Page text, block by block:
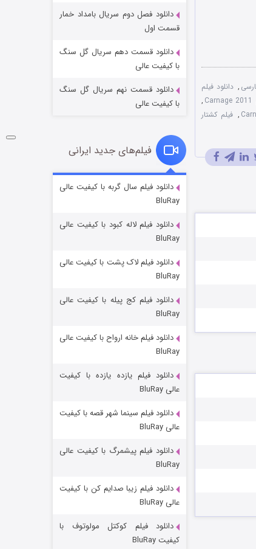
, دانلود فیلم
,
, فیلم کشتار
شکست استوارت در نجات جهان
قسمت ۷ (زیرنویس) منتشر شد
شوگر فصل ۲
قسمت
خاندان اژدها فصل ۳
جادوگری در مغولستان
دانلود فصل دوم سریال بامداد خمار
قسمت اول
دانلود قسمت دهم سریال گل سنگ
با کیفیت عالی
دانلود قسمت نهم سریال گل سنگ
با کیفیت عالی
فیلم‌های جدید ایرانی
دانلود فیلم سال گربه با کیفیت عالی
BluRay
دانلود فیلم لاله کبود با کیفیت عالی
BluRay
دانلود فیلم لاک پشت با کیفیت عالی
BluRay
دانلود فیلم کج‌ پیله با کیفیت عالی
BluRay
دانلود فیلم خانه ارواح با کیفیت عالی
BluRay
دانلود فیلم یازده یازده با کیفیت
عالی BluRay
دانلود فیلم سینما شهر قصه با کیفیت
عالی BluRay
دانلود فیلم پیشمرگ با کیفیت عالی
BluRay
دانلود فیلم زیبا صدایم کن با کیفیت
عالی BluRay
دانلود فیلم کوکتل مولوتوف با
کیفیت BluRay